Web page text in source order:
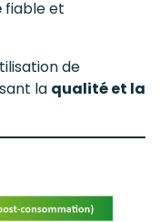
fiable et
de
la qualité et la